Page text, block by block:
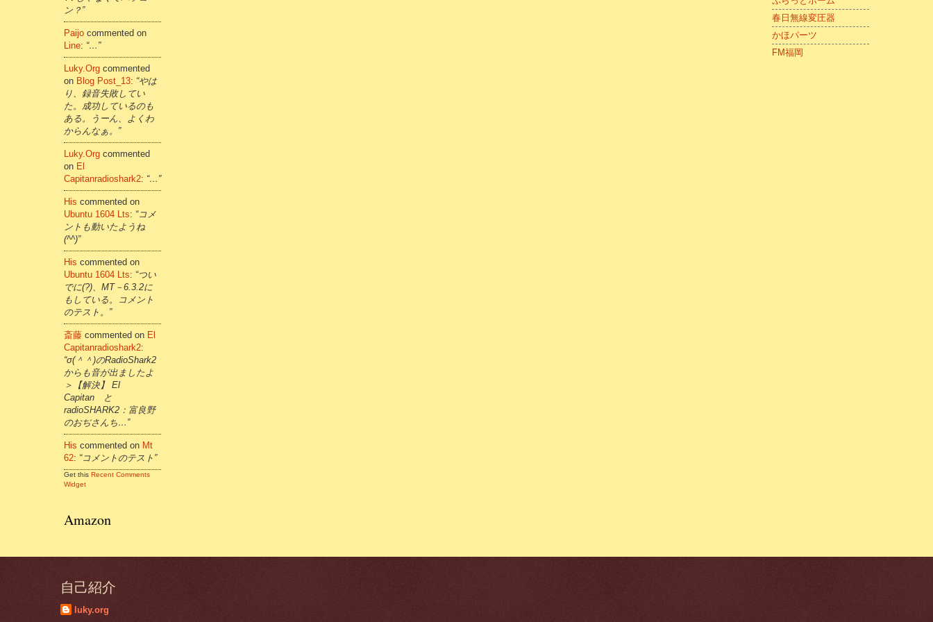
ン？”
Paijo commented on
Line: “…”
Luky.org commented
on Blog Post_13: “やは
り、録音失敗してい
た。成功しているのも
ある。うーん、よくわ
からんなぁ。”
Luky.org commented
on El
Capitanradioshark2: “…”
His commented on
Ubuntu 1604 Lts: “コメ
ントも動いたようね
(^^)”
His commented on
Ubuntu 1604 Lts: “つい
でに(?)、MT－6.3.2に
もしている。コメント
のテスト。”
斎藤 commented on El
Capitanradioshark2:
“σ(＾＾)のRadioShark2
からも音が出ましたよ
＞【解決】 El
Capitan と
radioSHARK2：富良野
のおぢさんち…”
His commented on Mt
62: “コメントのテスト”
Get this Recent Comments
Widget
Amazon
春日無線変圧器
かほパーツ
FM福岡
自己紹介
luky.org